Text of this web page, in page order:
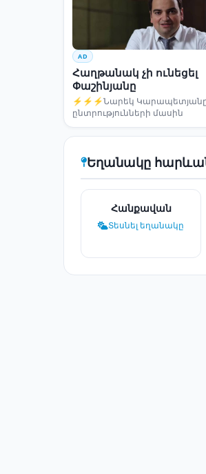
AD
Հաղթանակ չի ունեցել
Փաշինյանը
⚡⚡⚡Նարեկ Կարապետյանը
ընտրությունների մասին
Եղանակը
Հանքավան
Տեսնել եղանակը